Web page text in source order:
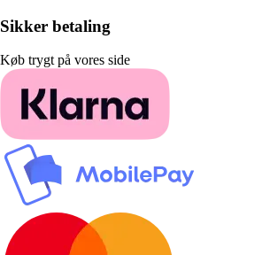
Sikker betaling
Køb trygt på vores side